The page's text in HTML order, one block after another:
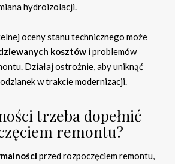
hydroizolacji.
oceny stanu technicznego może
kosztów i problemów
Działaj ostrożnie, aby uniknąć
w trakcie modernizacji.
trzeba dopełnić
remontu?
przed rozpoczęciem remontu,